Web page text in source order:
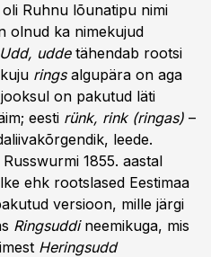
Ruhnu lõunatipu nimi
olnud ka nimekujud
Udd, uddetähendab rootsi
ringsalgupära on aga
on pakutud läti
eesti rünk, rink (ringas) –
leede.
1855. aastal
ehk rootslased Eestimaa
versioon, mille järgi
Ringsuddineemikuga, mis
Heringsudd